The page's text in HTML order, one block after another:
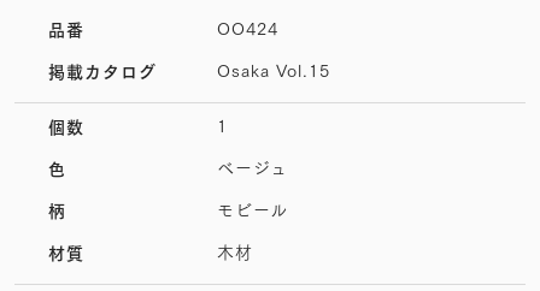
品番 OO424
掲載カタログ Osaka Vol.15
個数 1
色 ベージュ
柄 モビール
材質 木材